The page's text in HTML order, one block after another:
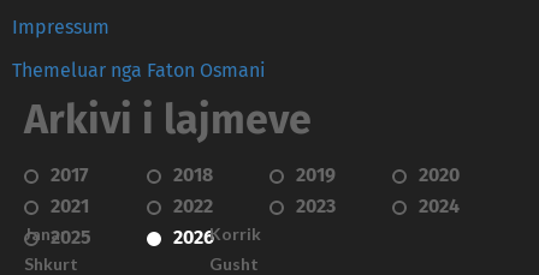
Impressum
Themeluar nga Faton Osmani
Arkivi i lajmeve
2017 2018 2019
2020
2021
2022 2023
2024
2025
2026
Janar
Shkurt
Korrik
Gusht